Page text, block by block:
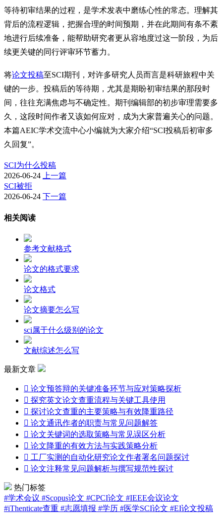
等待初审结果的过程，是学术发表中磨练心性的常态。理解其
背后的流程逻辑，把握合理的时间预期，并在此期间有条不紊
地进行后续准备，能帮助研究者更从容地度过这一阶段，为后
续更关键的同行评审环节蓄力。
将论文投稿至SCI期刊，对许多研究人员而言是科研旅程中关
键的一步。投稿后的等待期，尤其是期盼初审结果的那段时
间，往往充满焦虑与不确定性。期刊编辑部的初步审理需要多
久，这段时间作者又该如何应对，成为大家普遍关心的问题。
本篇AEIC学术交流中心小编就为大家介绍“SCI投稿后初审多
久回复”。
SCI为什么投稿
2026-06-24 上一篇
SCI被拒
2026-06-24 下一篇
相关阅读
参考文献格式
论文的格式要求
论文格式
论文摘要怎么写
sci属于什么级别的论文
文献综述怎么写
最新文章
 论文预答辩的关键准备环节与应对策略探析
 探究英文论文查重流程与关键工具使用
 探讨论文查重的主要策略与有效降重路径
 论文通讯作者的职责与常见问题解答
 论文关键词的选取策略与常见误区分析
 论文降重的有效方法与实践策略分析
 工厂实测的自动化研究论文作者署名问题探讨
 论文注释常见问题解析与撰写规范性探讨
热门标签
#学术会议 #Scopus论文 #CPCI论文 #IEEE会议论文
#iThenticate查重 #志愿填报 #学历 #医学SCI论文 #EI论文投稿